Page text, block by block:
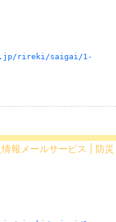
rireki/saigai/1-
報メールサービス | 防災